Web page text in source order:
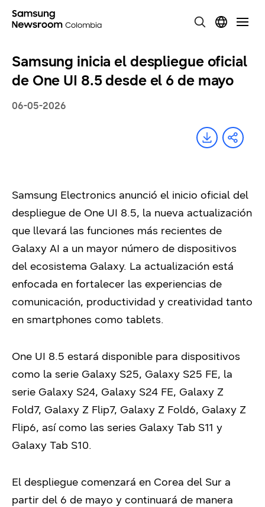
Samsung inicia el despliegue oficial
de One UI 8.5 desde el 6 de mayo
06-05-2026
Samsung Electronics anunció el inicio oficial del
despliegue de One UI 8.5, la nueva actualización
que llevará las funciones más recientes de
Galaxy AI a un mayor número de dispositivos
del ecosistema Galaxy. La actualización está
enfocada en fortalecer las experiencias de
comunicación, productividad y creatividad tanto
en smartphones como tablets.
One UI 8.5 estará disponible para dispositivos
como la serie Galaxy S25, Galaxy S25 FE, la
serie Galaxy S24, Galaxy S24 FE, Galaxy Z
Fold7, Galaxy Z Flip7, Galaxy Z Fold6, Galaxy Z
Flip6, así como las series Galaxy Tab S11 y
Galaxy Tab S10.
El despliegue comenzará en Corea del Sur a
partir del 6 de mayo y continuará de manera